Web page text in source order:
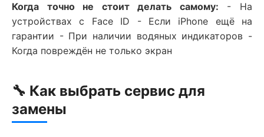
Когда точно не стоит делать самому: - На
устройствах с Face ID - Если iPhone ещё на
гарантии - При наличии водяных индикаторов -
Когда повреждён не только экран
🔧 Как выбрать сервис для
замены